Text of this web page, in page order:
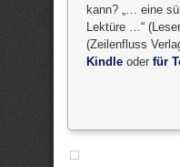
kann? „… eine
Lektüre …“
(Zeilenfluss
Kindle oder für